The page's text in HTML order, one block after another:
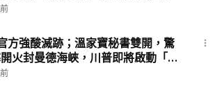
#伊朗 #普京 #俄烏
方強酸滅跡；溫家寶秘書雙開，驚
火封曼德海峽，川普即將啟動「超
開講 | 唐靖遠 | 2026.07.23 #橫州